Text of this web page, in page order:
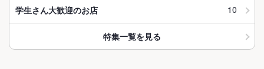
学生さん大歓迎のお店 10
特集一覧を見る